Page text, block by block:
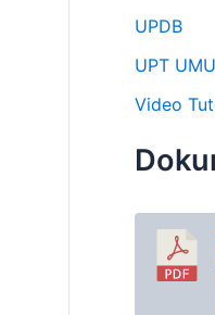
UPDB
UPT
Video